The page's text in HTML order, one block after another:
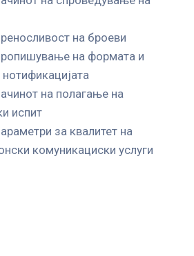
на броеви
на формата и
на полагање на
испит
за квалитет на
комуникациски услуги